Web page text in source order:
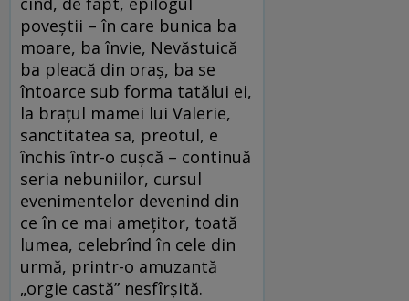
poveştii – în care bunica ba
moare, ba învie, Nevăstuică
ba pleacă din oraş, ba se
întoarce sub forma tatălui ei,
la braţul mamei lui Valerie,
sanctitatea sa, preotul, e
închis într-o cuşcă – continuă
seria nebuniilor, cursul
evenimentelor devenind din
ce în ce mai ameţitor, toată
lumea, celebrînd în cele din
urmă, printr-o amuzantă
„orgie castă” nesfîrşită.